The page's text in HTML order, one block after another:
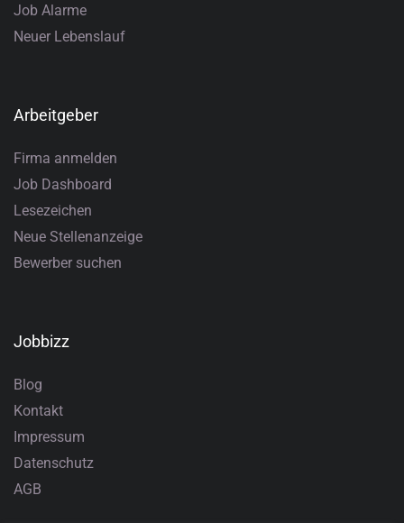
Job Alarme
Neuer Lebenslauf
Arbeitgeber
Firma anmelden
Job Dashboard
Lesezeichen
Neue Stellenanzeige
Bewerber suchen
Jobbizz
Blog
Kontakt
Impressum
Datenschutz
AGB